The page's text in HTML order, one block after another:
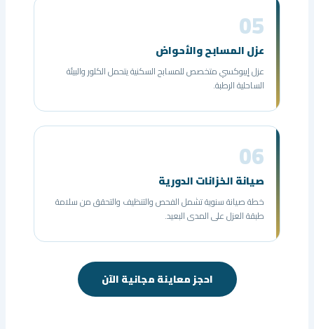
05
عزل المسابح والأحواض
عزل إيبوكسي متخصص للمسابح السكنية يتحمل الكلور والبيئة
الساحلية الرطبة.
06
صيانة الخزانات الدورية
خطة صيانة سنوية تشمل الفحص والتنظيف والتحقق من سلامة
طبقة العزل على المدى البعيد.
احجز معاينة مجانية الآن